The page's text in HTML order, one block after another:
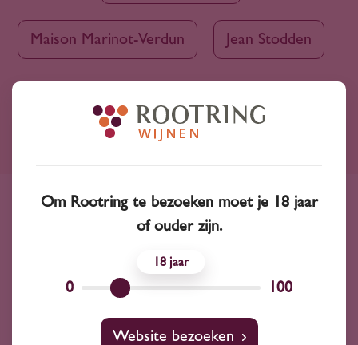
Maison Marinot-Verdun Jean Stodden
Advies nodig?
Wijnprofessionals
10+ jaar ervaring
Om Rootring te bezoeken moet je 18 jaar
of ouder zijn.
0
18
100
Website bezoeken